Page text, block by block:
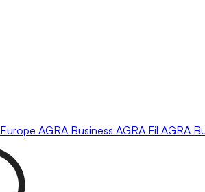
Europe AGRA Business AGRA Fil AGRA